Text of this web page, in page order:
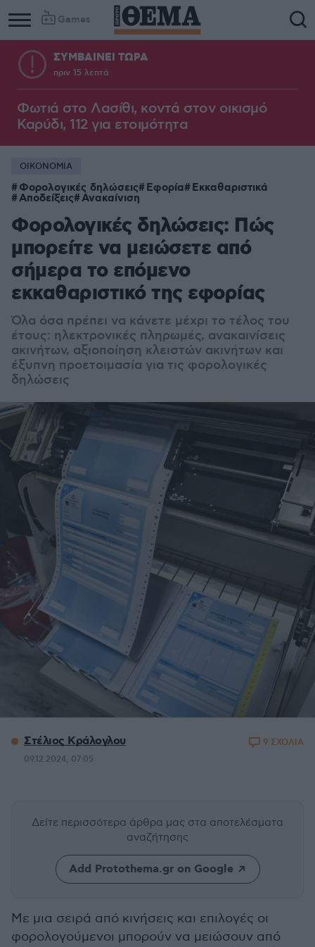
Games
ΣΥΜΒΑΙΝΕΙ ΤΩΡΑ
πριν 15 λεπτά
Φωτιά στο Λασίθι, κοντά στον οικισμό
Καρύδι, 112 για ετοιμότητα
ΟΙΚΟΝΟΜΙΑ
Φορολογικές δηλώσεις Εφορία Εκκαθαριστικά
Αποδείξεις Ανακαίνιση
Φορολογικές δηλώσεις: Πώς
μπορείτε να μειώσετε από
σήμερα το επόμενο
εκκαθαριστικό της εφορίας
Όλα όσα πρέπει να κάνετε μέχρι το τέλος του
έτους: ηλεκτρονικές πληρωμές, ανακαινίσεις
ακινήτων, αξιοποίηση κλειστών ακινήτων και
έξυπνη προετοιμασία για τις φορολογικές
δηλώσεις
Στέλιος Κράλογλου
09.12.2024, 07:05
9 ΣΧΟΛΙΑ
Δείτε περισσότερα άρθρα μας στα αποτελέσματα
αναζήτησης
Add Protothema.gr on Google
Mε μια σειρά από κινήσεις και επιλογές οι
φορολογούμενοι μπορούν να μειώσουν από